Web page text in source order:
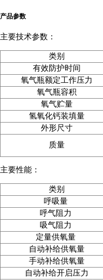
产品参数
主要技术参数：
类别
有效防护时间
氧气瓶额定工作压力
氧气瓶容积
氧气贮量
氢氧化钙装填量
外形尺寸
质量
主要性能：
类别
呼吸量
呼气阻力
吸气阻力
定量供氧量
自动补给供氧量
手动补给供氧量
自动补给开启压力